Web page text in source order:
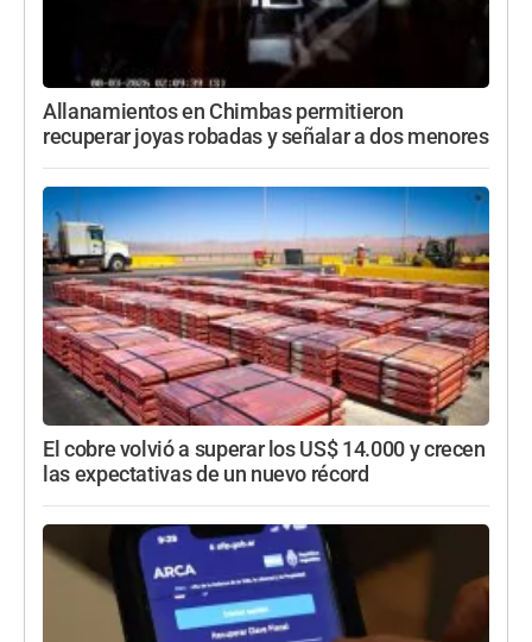
Allanamientos en Chimbas permitieron
recuperar joyas robadas y señalar a dos menores
El cobre volvió a superar los US$ 14.000 y crecen
las expectativas de un nuevo récord